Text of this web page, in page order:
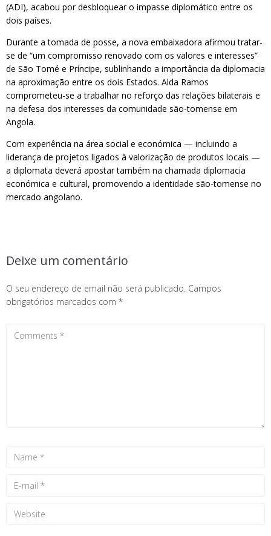
(ADI), acabou por desbloquear o impasse diplomático entre os
dois países.
Durante a tomada de posse, a nova embaixadora afirmou tratar-
se de “um compromisso renovado com os valores e interesses”
de São Tomé e Príncipe, sublinhando a importância da diplomacia
na aproximação entre os dois Estados. Alda Ramos
comprometeu-se a trabalhar no reforço das relações bilaterais e
na defesa dos interesses da comunidade são-tomense em
Angola.
Com experiência na área social e económica — incluindo a
liderança de projetos ligados à valorização de produtos locais —
a diplomata deverá apostar também na chamada diplomacia
económica e cultural, promovendo a identidade são-tomense no
mercado angolano.
Deixe um comentário
O seu endereço de email não será publicado. Campos
obrigatórios marcados com *